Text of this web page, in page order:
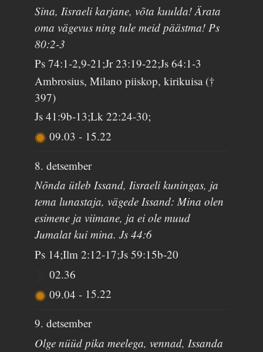
Sina, Iisraeli karjane, võta kuulda! Ärata
oma vägevus ning tule meid päästma! Ps
80:2-3
Ps 74:1-2,9-21;Jr 23:19-22;Js 64:1-3
Ambrosius, Milano piiskop, kirikuisa (†
397)
Js 41:9b-13;Lk 22:24-30;
09.03- 15.22
8. detsember
Nõnda ütleb Issand, Iisraeli kuningas, ja
tema lunastaja, vägede Issand: Mina olen
esimene ja viimane, ja ei ole muud
Jumalat kui mina. Js 44:6
Ps 14;Ilm 2:12-17;Js 59:15b-20
02.36
09.04- 15.22
9. detsember
Olge nüüd pika meelega, vennad, Issanda